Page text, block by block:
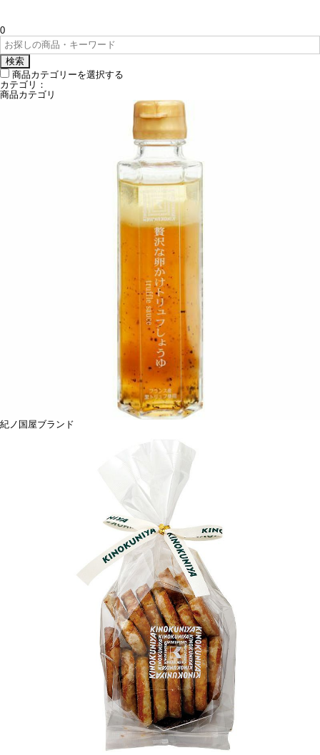
0
検索
商品カテゴリーを選択する
カテゴリ：
商品カテゴリ
紀ノ国屋ブランド